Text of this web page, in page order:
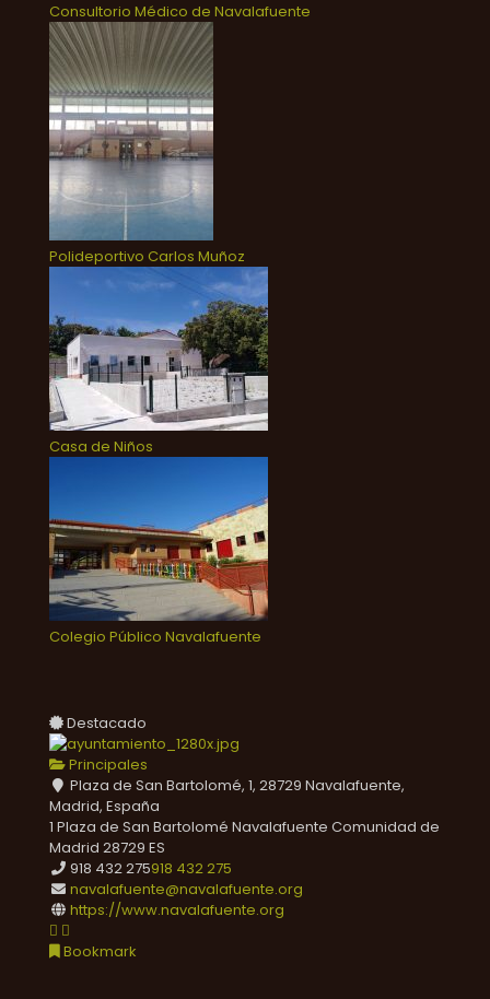
Consultorio Médico de Navalafuente
Polideportivo Carlos Muñoz
Casa de Niños
Colegio Público Navalafuente
Destacado
Principales
Plaza de San Bartolomé, 1, 28729 Navalafuente,
Madrid, España
1 Plaza de San Bartolomé Navalafuente Comunidad de
Madrid 28729 ES
918 432 275918 432 275
navalafuente@navalafuente.org
https://www.navalafuente.org
Bookmark